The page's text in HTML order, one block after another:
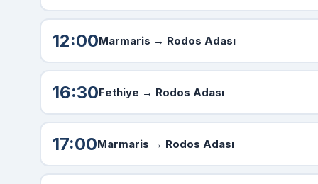
12:00Marmaris → Rodos Adası
16:30Fethiye → Rodos Adası
17:00Marmaris → Rodos Adası